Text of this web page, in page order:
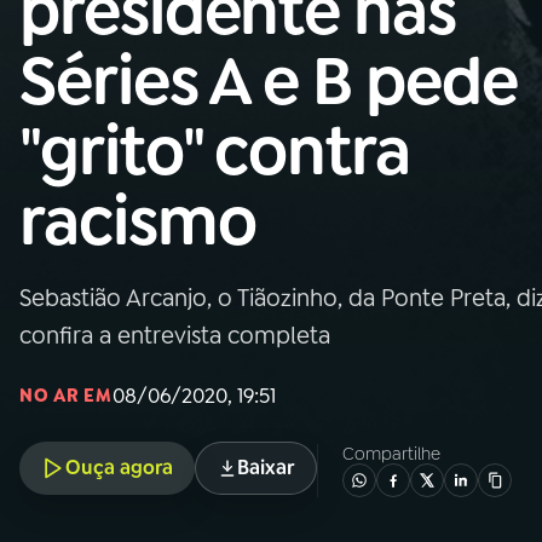
01 INÍCIO
02A RÁDIO
03 PROGRAMAÇÃO
04PROGRAMAS
05 PODCASTS
06VIDEOCASTS
Séries A e B pede
"grito" contra
racismo
Sebastião Arcanjo, o Tiãozinho, da Ponte Preta,
confira a entrevista completa
NO AR EM08/06/2020, 19:51
Ouça agora Baixar
Compartilhe